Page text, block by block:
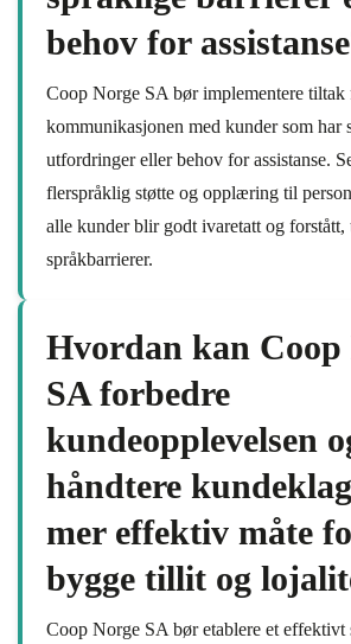
behov for
Coop Norge SA bør implementere tiltak
kommunikasjonen med kunder som har
utfordringer eller behov for assistanse.
flerspråklig støtte og opplæring til
alle kunder blir godt ivaretatt og forstått,
språkbarrierer.
Hvordan kan Coop
SA forbedre
kundeopplevelsen
håndtere
mer effektiv måte
bygge tillit og
Coop Norge SA bør etablere et effektivt